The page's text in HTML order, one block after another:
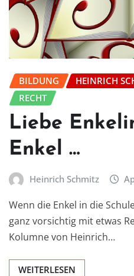
BILDUNG
HEINRICH
RECHT
Liebe
Enkel …
Heinrich Schmitz
Wenn die Enkel in die
ganz vorsichtig mit etwas
Kolumne von Heinrich…
WEITERLESEN